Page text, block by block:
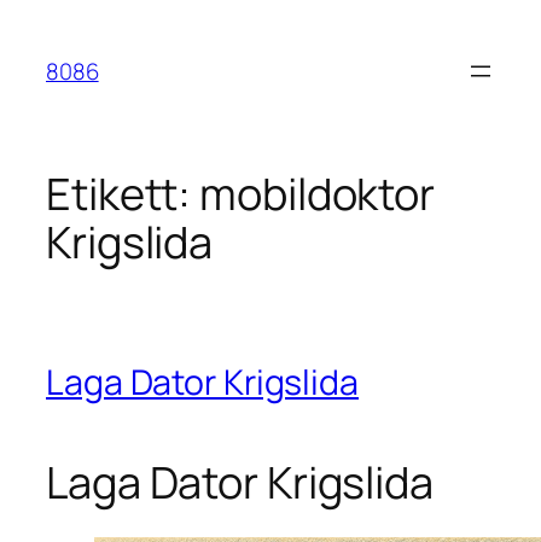
innehåll
8086
Etikett: mobildoktor
Krigslida
Laga Dator Krigslida
Laga Dator Krigslida